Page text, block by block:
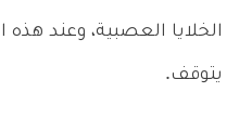
الخلايا العصبية، وعند هذه
يتوقف.